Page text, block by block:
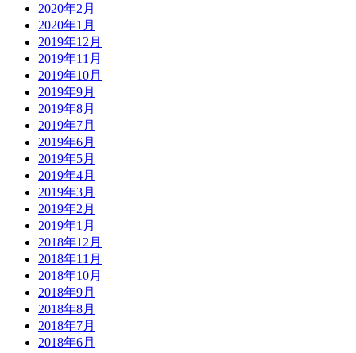
2020年2月
2020年1月
2019年12月
2019年11月
2019年10月
2019年9月
2019年8月
2019年7月
2019年6月
2019年5月
2019年4月
2019年3月
2019年2月
2019年1月
2018年12月
2018年11月
2018年10月
2018年9月
2018年8月
2018年7月
2018年6月